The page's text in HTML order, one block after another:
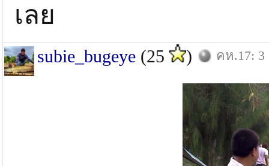
เลย
subie_bugeye (25 ) คห.17: 3